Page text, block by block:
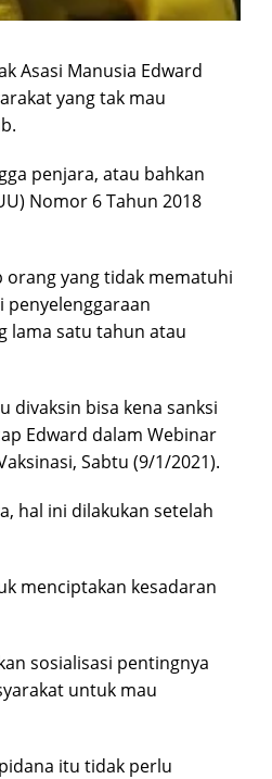
Asasi Manusia Edward
yang tak mau
penjara, atau bahkan
Nomor 6 Tahun 2018
orang yang tidak mematuhi
penyelenggaraan
lama satu tahun atau
divaksin bisa kena sanksi
Edward dalam Webinar
Sabtu (9/1/2021).
hal ini dilakukan setelah
menciptakan kesadaran
sosialisasi pentingnya
untuk mau
itu tidak perlu